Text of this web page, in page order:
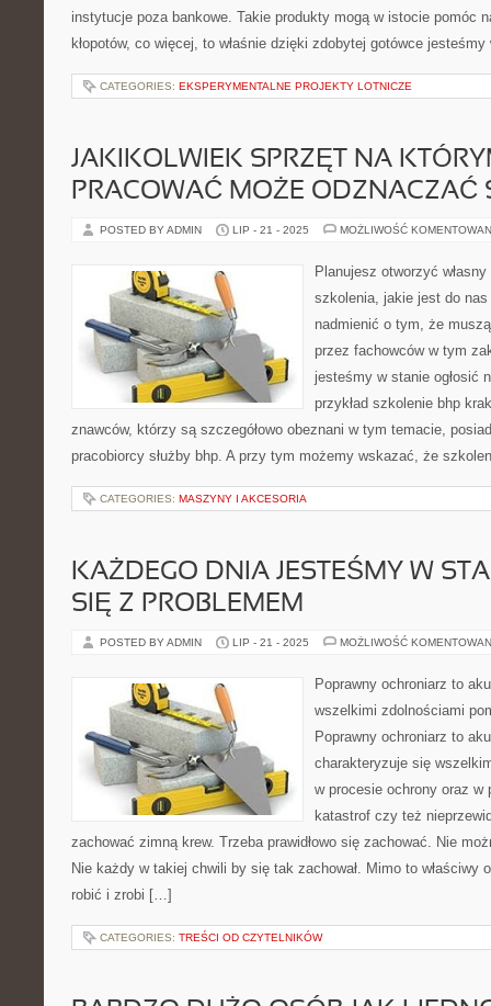
instytucje poza bankowe. Takie produkty mogą w istocie pomóc
kłopotów, co więcej, to właśnie dzięki zdobytej gotówce
CATEGORIES: EKSPERYMENTALNE PROJEKTY LOTNICZE
JAKIKOLWIEK SPRZĘT NA
PRACOWAĆ MOŻE ODZNACZAĆ
POSTED BY ADMIN LIP - 21 - 2025 MOŻLIWOŚĆ
Planujesz otworzyć
szkolenia, jakie jest do
nadmienić o tym, że
przez fachowców w tym
jesteśmy w stanie ogłosić
przykład szkolenie bhp
znawców, którzy są szczegółowo obeznani w tym temacie,
pracobiorcy służby bhp. A przy tym możemy wskazać, że
CATEGORIES: MASZYNY I AKCESORIA
KAŻDEGO DNIA JESTEŚMY W
SIĘ Z PROBLEMEM
POSTED BY ADMIN LIP - 21 - 2025 MOŻLIWOŚĆ
Poprawny ochroniarz to
wszelkimi zdolnościami
Poprawny ochroniarz to
charakteryzuje się
w procesie ochrony oraz w
katastrof czy też
zachować zimną krew. Trzeba prawidłowo się zachować. Nie
Nie każdy w takiej chwili by się tak zachował. Mimo to właściwy
robić i zrobi […]
CATEGORIES: TREŚCI OD CZYTELNIKÓW